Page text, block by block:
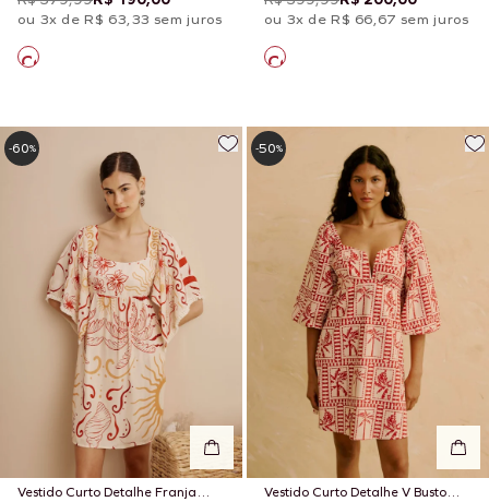
ou 3x de R$ 63,33 sem juros ou 3x de R$ 66,67 sem juros
Vestido Curto Detalhe Franja
-60%
Vestido Curto Detalhe V Busto
-50%